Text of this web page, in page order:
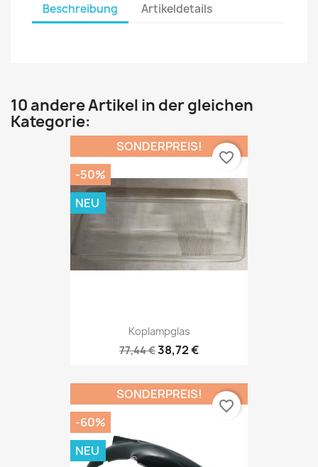
Beschreibung Artikeldetails
10 andere Artikel in der gleichen
Kategorie:
Koplampglas
77,44 €38,72 €
SONDERPREIS!
-50%
NEU
favorite_border
SONDERPREIS!
-60%
NEU
favorite_border